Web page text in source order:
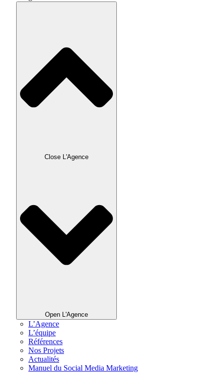
Close L'Agence
Open L'Agence
L’Agence
L’équipe
Références
Nos Projets
Actualités
Manuel du Social Media Marketing